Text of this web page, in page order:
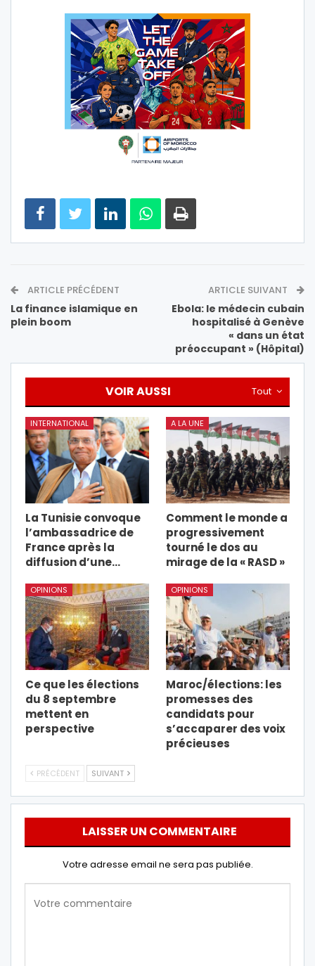
ARTICLE PRÉCÉDENT
La finance islamique en
plein boom
ARTICLE SUIVANT
Ebola: le médecin cubain
hospitalisé à Genève
« dans un état
préoccupant » (Hôpital)
Tout
VOIR AUSSI
INTERNATIONAL
La Tunisie convoque
l’ambassadrice de
France après la
diffusion d’une…
A LA UNE
Comment le monde a
progressivement
tourné le dos au
mirage de la « RASD »
OPINIONS
Ce que les élections
du 8 septembre
mettent en
perspective
OPINIONS
Maroc/élections: les
promesses des
candidats pour
s’accaparer des voix
précieuses
PRÉCÉDENT SUIVANT
LAISSER UN COMMENTAIRE
Votre adresse email ne sera pas publiée.